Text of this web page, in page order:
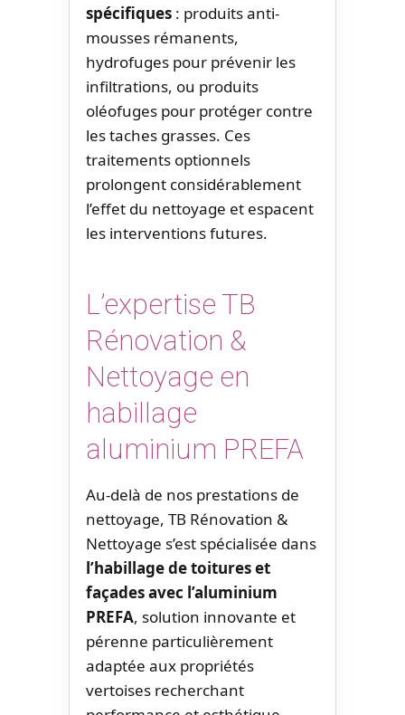
spécifiques : produits anti-
mousses rémanents,
hydrofuges pour prévenir les
infiltrations, ou produits
oléofuges pour protéger contre
les taches grasses. Ces
traitements optionnels
prolongent considérablement
l’effet du nettoyage et espacent
les interventions futures.
L’expertise TB
Rénovation &
Nettoyage en
habillage
aluminium PREFA
Au-delà de nos prestations de
nettoyage, TB Rénovation &
Nettoyage s’est spécialisée dans
l’habillage de toitures et
façades avec l’aluminium
PREFA, solution innovante et
pérenne particulièrement
adaptée aux propriétés
vertoises recherchant